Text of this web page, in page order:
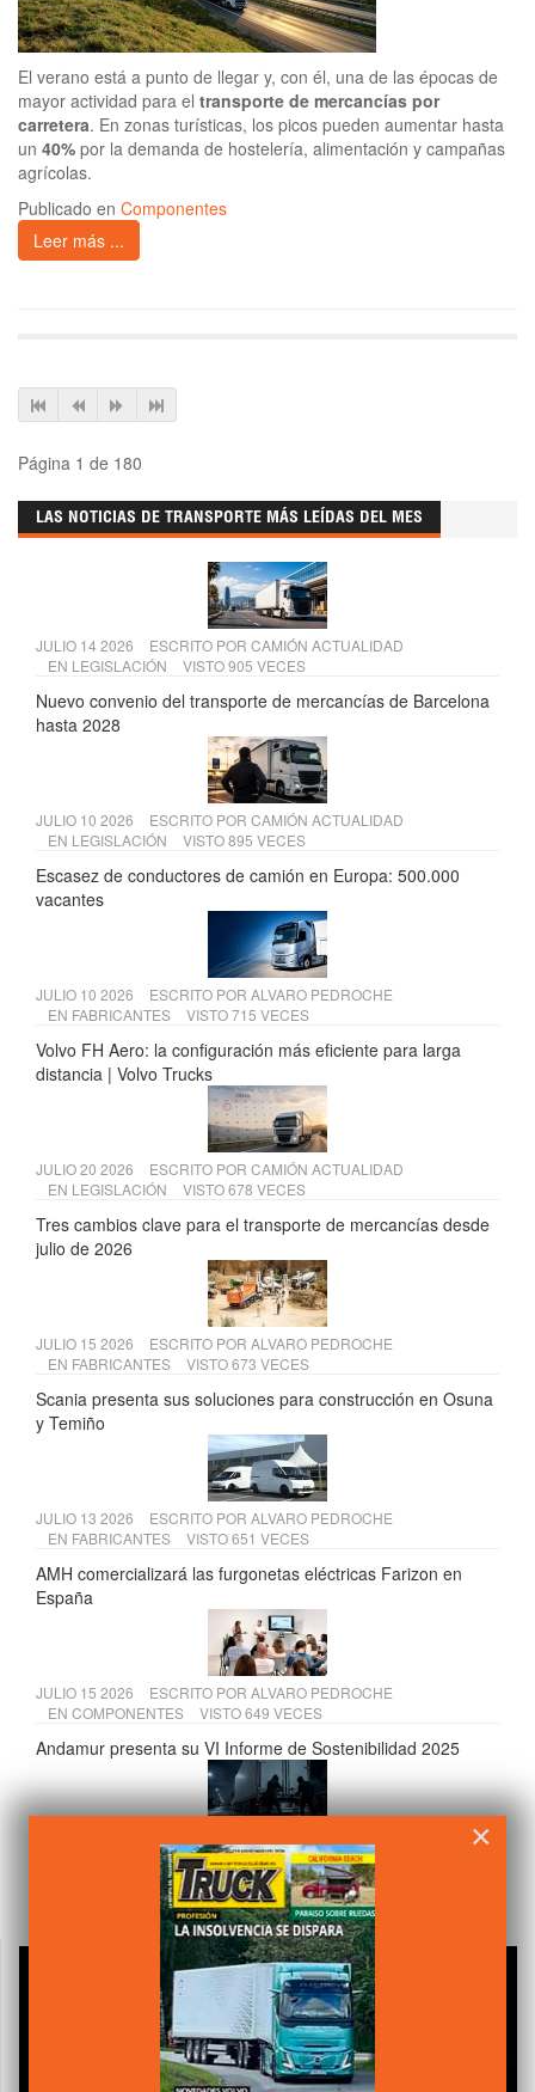
El verano está a punto de llegar y, con él, una de las épocas de
mayor actividad para el transporte de mercancías por
carretera. En zonas turísticas, los picos pueden aumentar hasta
un 40% por la demanda de hostelería, alimentación y campañas
agrícolas.
Publicado en Componentes
Leer más ...
Página 1 de 180
LAS NOTICIAS DE TRANSPORTE MÁS LEÍDAS DEL MES
JULIO 14 2026 ESCRITO POR CAMIÓN ACTUALIDAD
EN LEGISLACIÓN VISTO 905 VECES
Nuevo convenio del transporte de mercancías de Barcelona
hasta 2028
JULIO 10 2026 ESCRITO POR CAMIÓN ACTUALIDAD
EN LEGISLACIÓN VISTO 895 VECES
Escasez de conductores de camión en Europa: 500.000
vacantes
JULIO 10 2026 ESCRITO POR ALVARO PEDROCHE
EN FABRICANTES VISTO 715 VECES
Volvo FH Aero: la configuración más eficiente para larga
distancia | Volvo Trucks
JULIO 20 2026 ESCRITO POR CAMIÓN ACTUALIDAD
EN LEGISLACIÓN VISTO 678 VECES
Tres cambios clave para el transporte de mercancías desde
julio de 2026
JULIO 15 2026 ESCRITO POR ALVARO PEDROCHE
EN FABRICANTES VISTO 673 VECES
Scania presenta sus soluciones para construcción en Osuna
y Temiño
JULIO 13 2026 ESCRITO POR ALVARO PEDROCHE
EN FABRICANTES VISTO 651 VECES
AMH comercializará las furgonetas eléctricas Farizon en
España
JULIO 15 2026 ESCRITO POR ALVARO PEDROCHE
EN COMPONENTES VISTO 649 VECES
Andamur presenta su VI Informe de Sostenibilidad 2025
ESCRITO PORCAMIÓN ACTUALIDAD
LEGISLACIÓN VISTO 640 VECES
El Supremo refuerza los derechos de los transportistas
frente a los seguros por robo de mercancías
×